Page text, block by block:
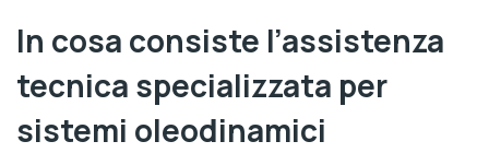
In cosa consiste l’assistenza
tecnica specializzata per
sistemi oleodinamici